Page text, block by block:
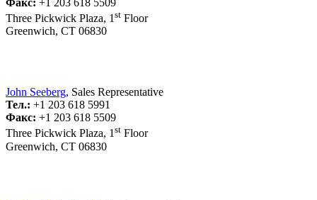
Three Pickwick Plaza, 1 st Floor
Greenwich, CT 06830
John Seeberg, Sales Representative
Тел.: +1 203 618 5991
Факс: +1 203 618 5509
Three Pickwick Plaza, 1st Floor
Greenwich, CT 06830